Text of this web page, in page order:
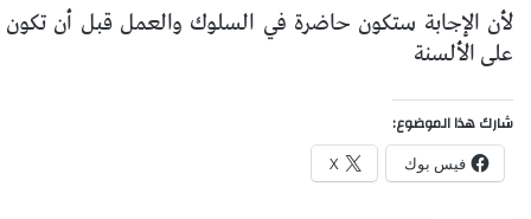
لأن الإجابة ستكون حاضرة في السلوك والعمل قبل أن تكون
على الألسنة
شارك هذا الموضوع:
فيس بوك X